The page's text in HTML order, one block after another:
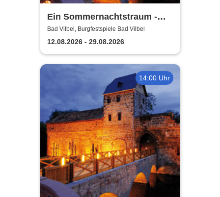
Ein Sommernachtstraum -
Burgfestspiele Bad Vilbel
Bad Vilbel, Burgfestspiele Bad Vilbel
12.08.2026 - 29.08.2026
14:00 Uhr